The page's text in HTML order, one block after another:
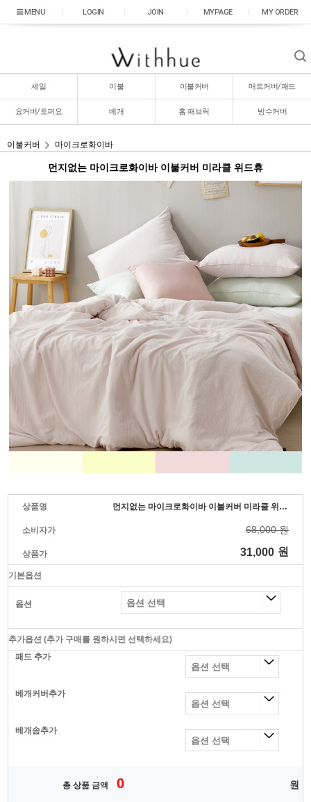
LOGIN JOIN MYPAGE MY ORDER
세일 이불 이불커버 매트커버/패드
요커버/토퍼요 베개 홈 패브릭 방수커버
이불커버 마이크로화이바
먼지없는 마이크로화이바 이불커버 미라클 위드휴
상품명 먼지없는 마이크로화이바 이불커버 미라클 위드휴
소비자가 68,000 원
상품가 31,000 원
기본옵션
옵션
추가옵션 (추가 구매를 원하시면 선택하세요)
패드 추가
베개커버추가
베개솜추가
총 상품 금액 0 원